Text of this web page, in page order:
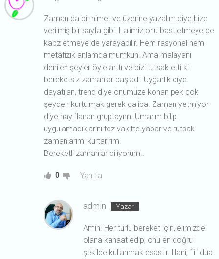
Zaman da bir nimet ve üzerine yazalım diye bize
verilmiş bir sayfa gibi. Halimiz onu bast etmeye de
kabz etmeye de yarayabilir. Hem rasyonel hem
metafizik anlamda mümkün. Ama malayani
denilen şeyler öyle arttı ve bizi tutsak etti ki
bereketsiz zamanlar başladı. Uygarlık diye
dayatılan, trend diye önümüze konan pek çok
şeyden kurtulmak gerek galiba. Zaman yetmiyor
diye hayıflanan gruptayım. Umarım bilip
uygulamadıklarını tez vakitte yapar ve tutsak
zamanlarımı kurtarırım.
Bereketli zamanlar diliyorum..
0 Yanıtla
admin
Amin. Her türlü bereket için, elimizde
olana kanaat edip, onu en doğru
şekilde kullanmak esastır. Hani, fiili dua